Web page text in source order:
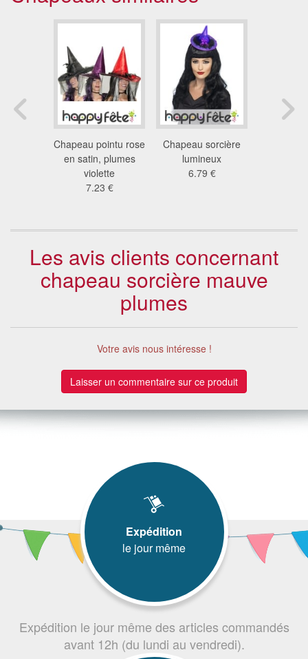
Chapeau pointu rose
en satin, plumes
violette
7.23 €
Chapeau sorcière
lumineux
6.79 €
Les avis clients concernant
chapeau sorcière mauve
plumes
Votre avis nous intéresse !
Laisser un commentaire sur ce produit
Expédition
le jour même
Expédition le jour même des articles commandés
avant 12h (du lundi au vendredi).